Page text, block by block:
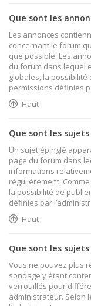
Que sont les
Les annonces
concernant le forum
que possible. Les
du forum dans lequel
globales, la
permissions définies
Haut
Que sont les
Un sujet épinglé
page du forum dans
informations
régulièrement.
la possibilité de
définies par
Haut
Que sont les
Vous ne pouvez plus
sondage y étant
verrouillés pour
administrateur. Selon